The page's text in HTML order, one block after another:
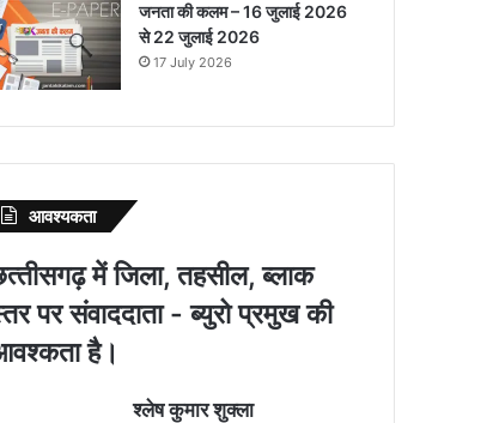
जनता की कलम – 16 जुलाई 2026
से 22 जुलाई 2026
17 July 2026
आवश्‍यकता
में जिला, तहसील, ब्‍लाक
पर संवाददाता - ब्‍युरो प्रमुख की
है।
श्‍लेष कुमार शुक्‍ला